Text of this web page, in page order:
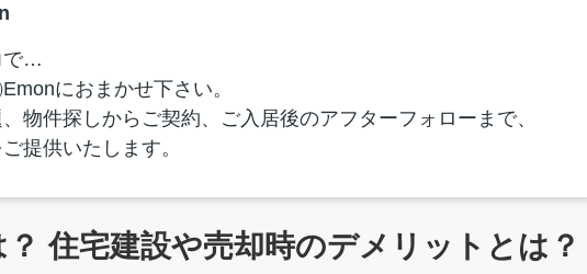
で…
におまかせ下さい。
物件探しからご契約、ご入居後のアフターフォローまで、
提供いたします。
住宅建設や売却時のデメリットとは？